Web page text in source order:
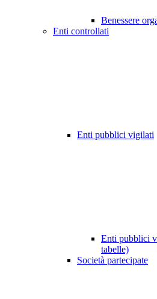
Benessere
Enti controllati
Enti pubblici vigilati
Enti pubblici
tabelle)
Società partecipate